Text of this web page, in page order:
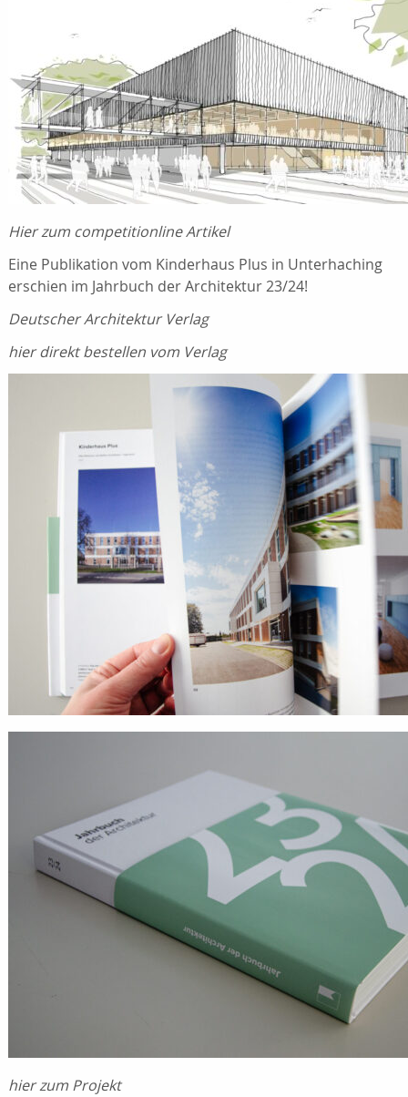
Hier zum competitionline Artikel
Eine Publikation vom Kinderhaus Plus in Unterhaching
erschien im Jahrbuch der Architektur 23/24!
Deutscher Architektur Verlag
hier direkt bestellen vom Verlag
hier zum Projekt